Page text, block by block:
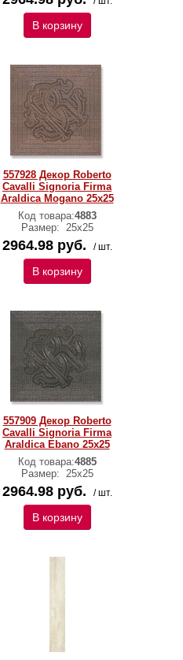
В корзину
557928 Декор Roberto
Cavalli Signoria Firma
Araldica Mogano 25x25
Код товара:4883
Размер: 25x25
2964.98 руб. / шт.
В корзину
557909 Декор Roberto
Cavalli Signoria Firma
Araldica Ebano 25x25
Код товара:4885
Размер: 25x25
2964.98 руб. / шт.
В корзину